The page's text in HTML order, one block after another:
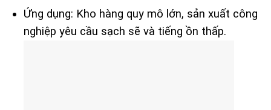
Ứng dụng: Kho hàng quy mô lớn, sản xuất công
nghiệp yêu cầu sạch sẽ và tiếng ồn thấp.